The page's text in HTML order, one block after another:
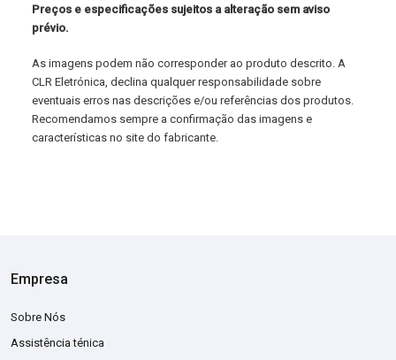
Preços e especificações sujeitos a alteração sem aviso
prévio.
As imagens podem não corresponder ao produto descrito. A
CLR Eletrónica, declina qualquer responsabilidade sobre
eventuais erros nas descrições e/ou referências dos produtos.
Recomendamos sempre a confirmação das imagens e
características no site do fabricante.
Empresa
Sobre Nós
Assistência ténica